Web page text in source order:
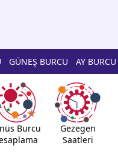
GÜNEŞ BURCU AY BURCU
Burcu
Gezegen
Saatleri